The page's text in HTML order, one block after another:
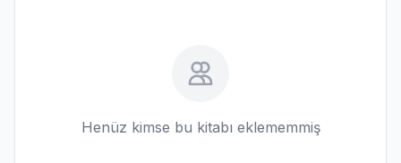
Henüz kimse bu kitabı eklememmiş